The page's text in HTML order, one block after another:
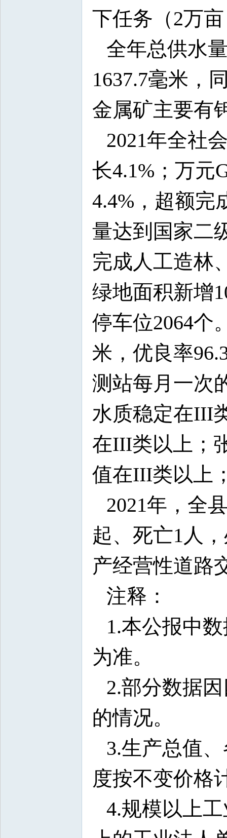
下任务（2万
全年总供水
1637.7毫米，
金属矿主要有
2021年全社
长4.1%；万元
4.4%，超额完
量达到国家二
完成人工造林
绿地面积新增
停车位2064个
米，优良率
测站每月一次
水质稳定在III
在III类以上；
值在III类以上
2021年，全
起、死亡1人
产经营性道路
注释：
1.本公报中
为准。
2.部分数据
的情况。
3.生产总值
度按不变价格
4.规模以上